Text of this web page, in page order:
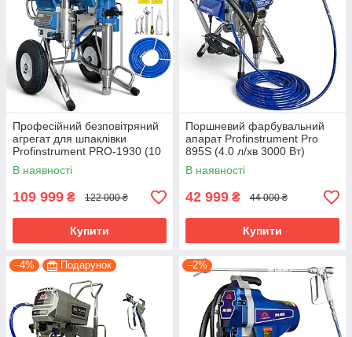
Професійний безповітряний
агрегат для шпаклівки
Profinstrument PRO-1930 (10
л/хв 4000 Вт)
В наявності
109 999 ₴ 122 000 ₴
Купити
Поршневий фарбувальний
апарат Profinstrument Pro
895S (4.0 л/хв 3000 Вт)
В наявності
42 999 ₴ 44 000 ₴
Купити
–4% Подарунок –2%